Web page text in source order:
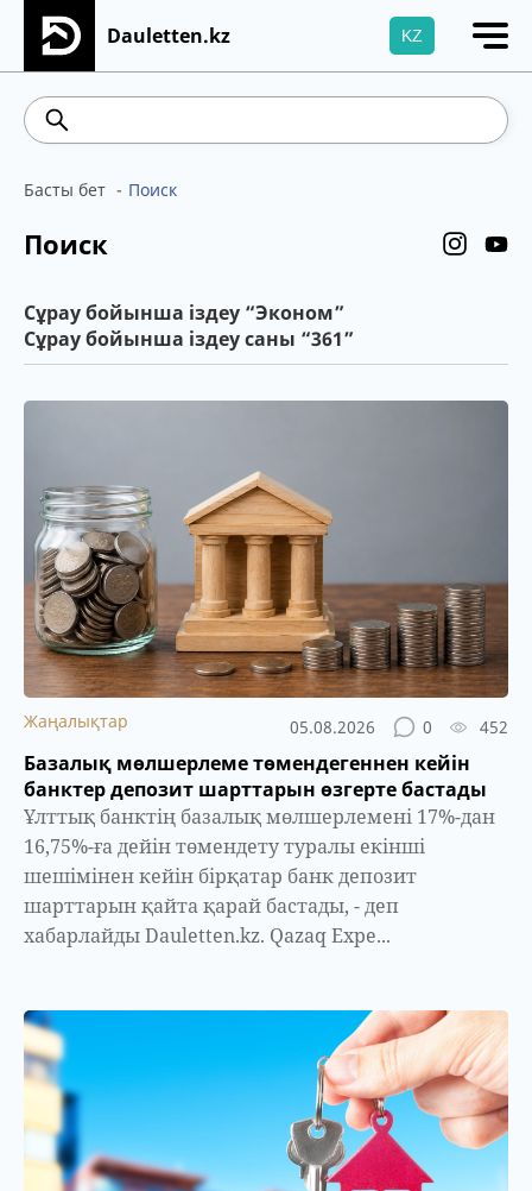
Dauletten.kz KZ
Сіздің өтінішіңіз сәтті жіберілді, Рақмет!
Басты бет Поиск
Поиск
Сұрау бойынша іздеу “Эконом”
Сұрау бойынша іздеу саны “361”
Жаңалықтар 05.08.2026 0 452
Базалық мөлшерлеме төмендегеннен кейін
банктер депозит шарттарын өзгерте бастады
Ұлттық банктің базалық мөлшерлемені 17%-дан
16,75%-ға дейін төмендету туралы екінші
шешімінен кейін бірқатар банк депозит
шарттарын қайта қарай бастады, - деп
хабарлайды Dauletten.kz. Qazaq Expe...